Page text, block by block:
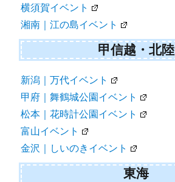
横須賀イベント
湘南｜江の島イベント
甲信越・北陸
新潟｜万代イベント
甲府｜舞鶴城公園イベント
松本｜花時計公園イベント
富山イベント
金沢｜しいのきイベント
東海